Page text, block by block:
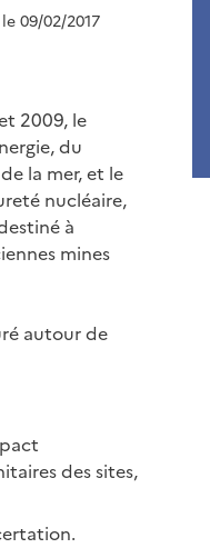
09/02/2017
2009, le
du
la mer, et le
nucléaire,
à
mines
autour de
des sites,